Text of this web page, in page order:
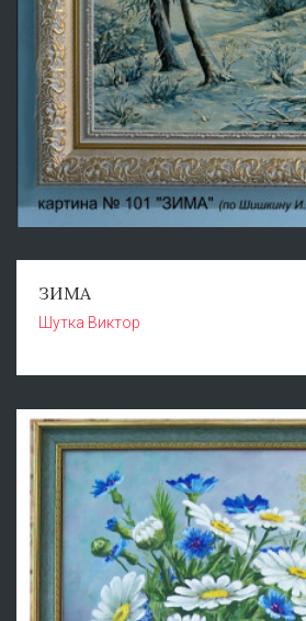
ЗИМА
Шутка Виктор